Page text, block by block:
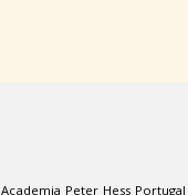
Academia Peter Hess Portugal